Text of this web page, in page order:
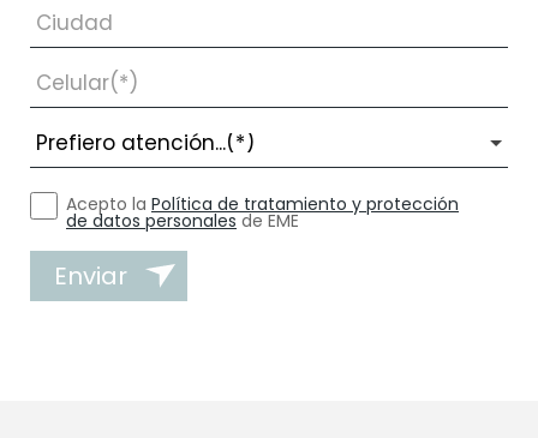
Acepto la Política de tratamiento y protección
de datos personalesde EME
Enviar